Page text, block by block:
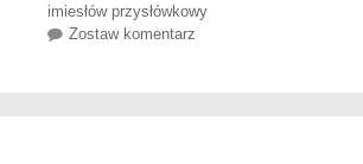
imiesłów przysłówkowy
Zostaw komentarz